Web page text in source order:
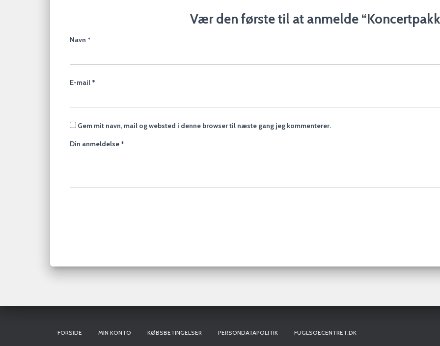
Vær den første til at anmelde
Navn *
E-mail *
Gem mit navn, mail og websted i denne browser til næste gang jeg kommenterer.
Din anmeldelse *
FORSIDE MIN KONTO KØBSBETINGELSER PERSONDATAPOLITIK FUGLSOECENTRET.DK